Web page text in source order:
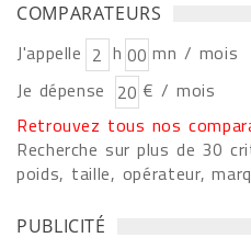
COMPARATEURS
J'appelle h
mn / mois
Je dépense
€ / mois
Retrouvez tous nos
Recherche sur plus de 30
poids, taille, opérateur,
PUBLICITÉ